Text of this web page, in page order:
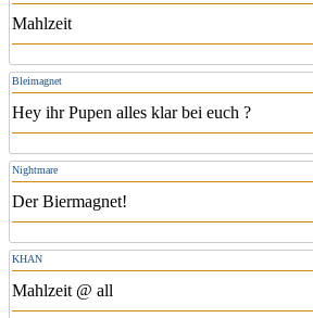
Mahlzeit
Bleimagnet
Hey ihr Pupen alles klar bei euch ?
Nightmare
Der Biermagnet!
KHAN
Mahlzeit @ all